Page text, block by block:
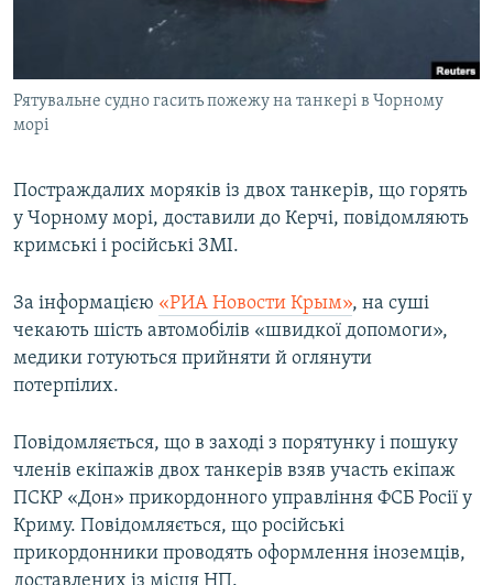
СВІДЧЕННЯ ОКУПАЦІЇ
ІНФОГРАФІКА
ДОЛУЧАЙСЯ!
Усі сайти RFE/RL
Рятувальне судно гасить пожежу на танкері в Чорному
морі
Постраждалих моряків із двох танкерів, що горять
у Чорному морі, доставили до Керчі, повідомляють
кримські і російські ЗМІ.
За інформацією «РИА Новости Крым», на суші
чекають шість автомобілів «швидкої допомоги»,
медики готуються прийняти й оглянути
потерпілих.
Повідомляється, що в заході з порятунку і пошуку
членів екіпажів двох танкерів взяв участь екіпаж
ПСКР «Дон» прикордонного управління ФСБ Росії у
Криму. Повідомляється, що російські
прикордонники проводять оформлення іноземців,